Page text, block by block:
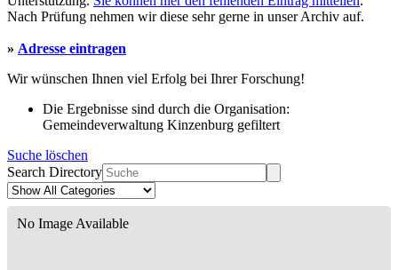
Nach Prüfung nehmen wir diese sehr gerne in unser Archiv auf.
» Adresse eintragen
Wir wünschen Ihnen viel Erfolg bei Ihrer Forschung!
Die Ergebnisse sind durch die Organisation:
Gemeindeverwaltung Kinzenburg gefiltert
Suche löschen
Search Directory
No Image Available